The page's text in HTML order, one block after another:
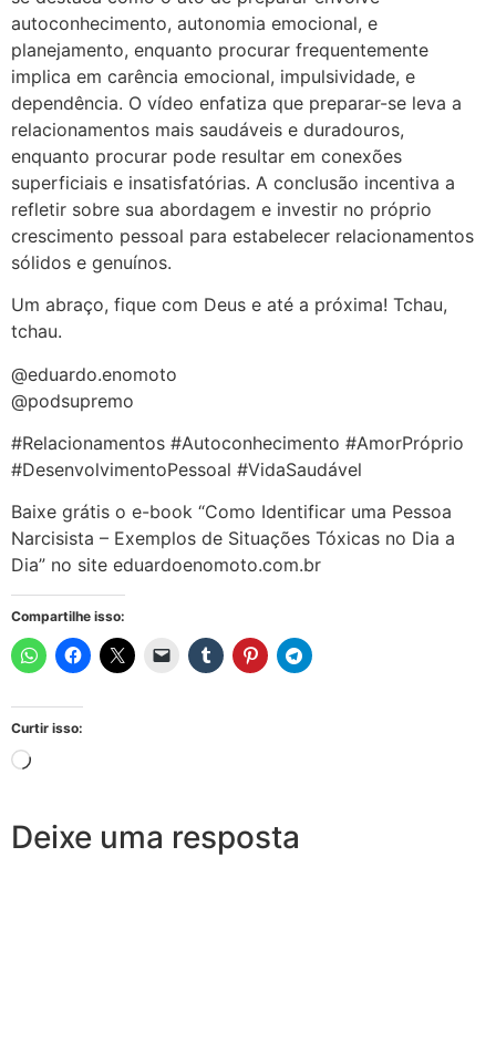
autoconhecimento, autonomia emocional, e
planejamento, enquanto procurar frequentemente
implica em carência emocional, impulsividade, e
dependência. O vídeo enfatiza que preparar-se leva a
relacionamentos mais saudáveis e duradouros,
enquanto procurar pode resultar em conexões
superficiais e insatisfatórias. A conclusão incentiva a
refletir sobre sua abordagem e investir no próprio
crescimento pessoal para estabelecer relacionamentos
sólidos e genuínos.
Um abraço, fique com Deus e até a próxima! Tchau,
tchau.
@eduardo.enomoto
@podsupremo
#Relacionamentos #Autoconhecimento #AmorPróprio
#DesenvolvimentoPessoal #VidaSaudável
Baixe grátis o e-book “Como Identificar uma Pessoa
Narcisista – Exemplos de Situações Tóxicas no Dia a
Dia” no site eduardoenomoto.com.br
Compartilhe isso:
Curtir isso:
Deixe uma resposta